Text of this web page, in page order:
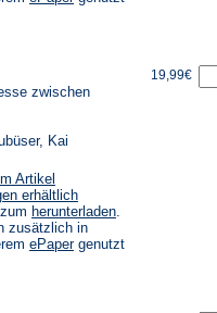
zwischen
Kai
Artikel
erhältlich
herunterladen(Öffnet
einem
.
zusätzlich in
ePaper(Öffnet
genutzt
19,99€